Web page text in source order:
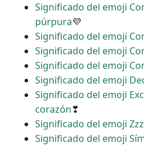
Significado del emoji
púrpura💜
Significado del emoji
Significado del emoji
Significado del emoji
Significado del emoji
Significado del emoji
corazón❣
Significado del emoji Zzz
Significado del emoji